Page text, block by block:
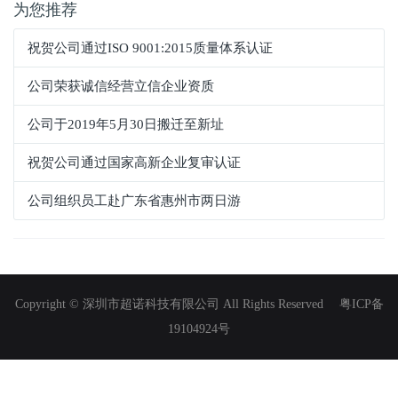
为您推荐
祝贺公司通过ISO 9001:2015质量体系认证
公司荣获诚信经营立信企业资质
公司于2019年5月30日搬迁至新址
祝贺公司通过国家高新企业复审认证
公司组织员工赴广东省惠州市两日游
Copyright © 深圳市超诺科技有限公司 All Rights Reserved
粤ICP备
19104924号